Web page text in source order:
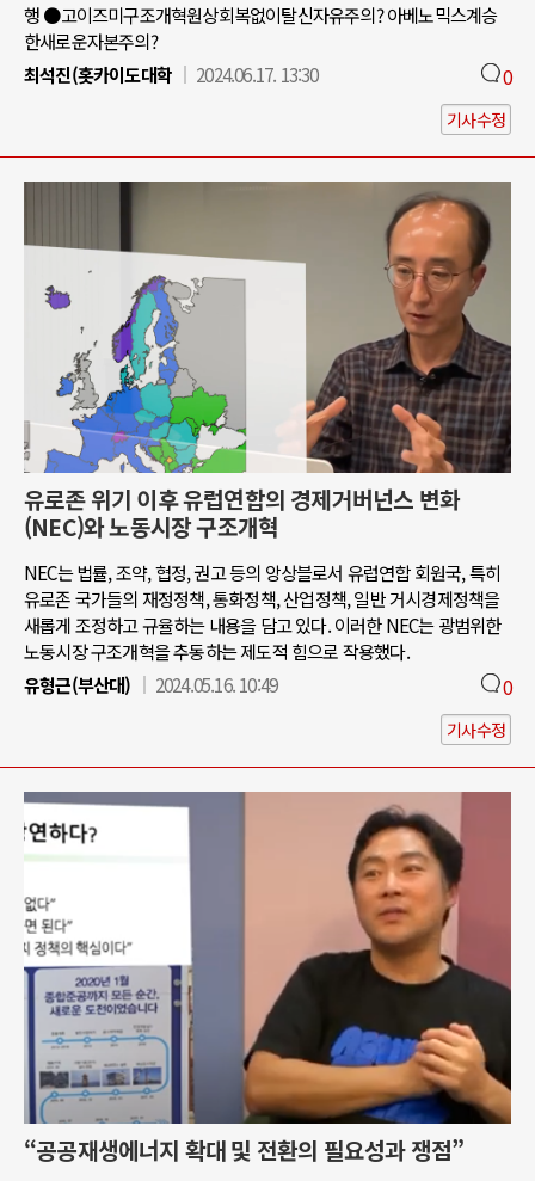
행 ●고이즈미구조개혁원상회복없이탈신자유주의? 아베노믹스계승
한새로운자본주의?
최석진(홋카이도대학
2024.06.17. 13:30 0
기사수정
유로존 위기 이후 유럽연합의 경제거버넌스 변화
(NEC)와 노동시장 구조개혁
NEC는 법률, 조약, 협정, 권고 등의 앙상블로서 유럽연합 회원국, 특히
유로존 국가들의 재정정책, 통화정책, 산업정책, 일반 거시경제정책을
새롭게 조정하고 규율하는 내용을 담고 있다. 이러한 NEC는 광범위한
노동시장 구조개혁을 추동하는 제도적 힘으로 작용했다.
유형근(부산대)
2024.05.16. 10:49 0
기사수정
“공공재생에너지 확대 및 전환의 필요성과 쟁점”